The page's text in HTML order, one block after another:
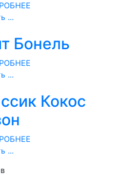
...
Бонель
...
Кокос
...